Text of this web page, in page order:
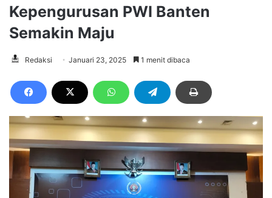
Kepengurusan PWI Banten
Semakin Maju
Redaksi Januari 23, 2025 1 menit dibaca